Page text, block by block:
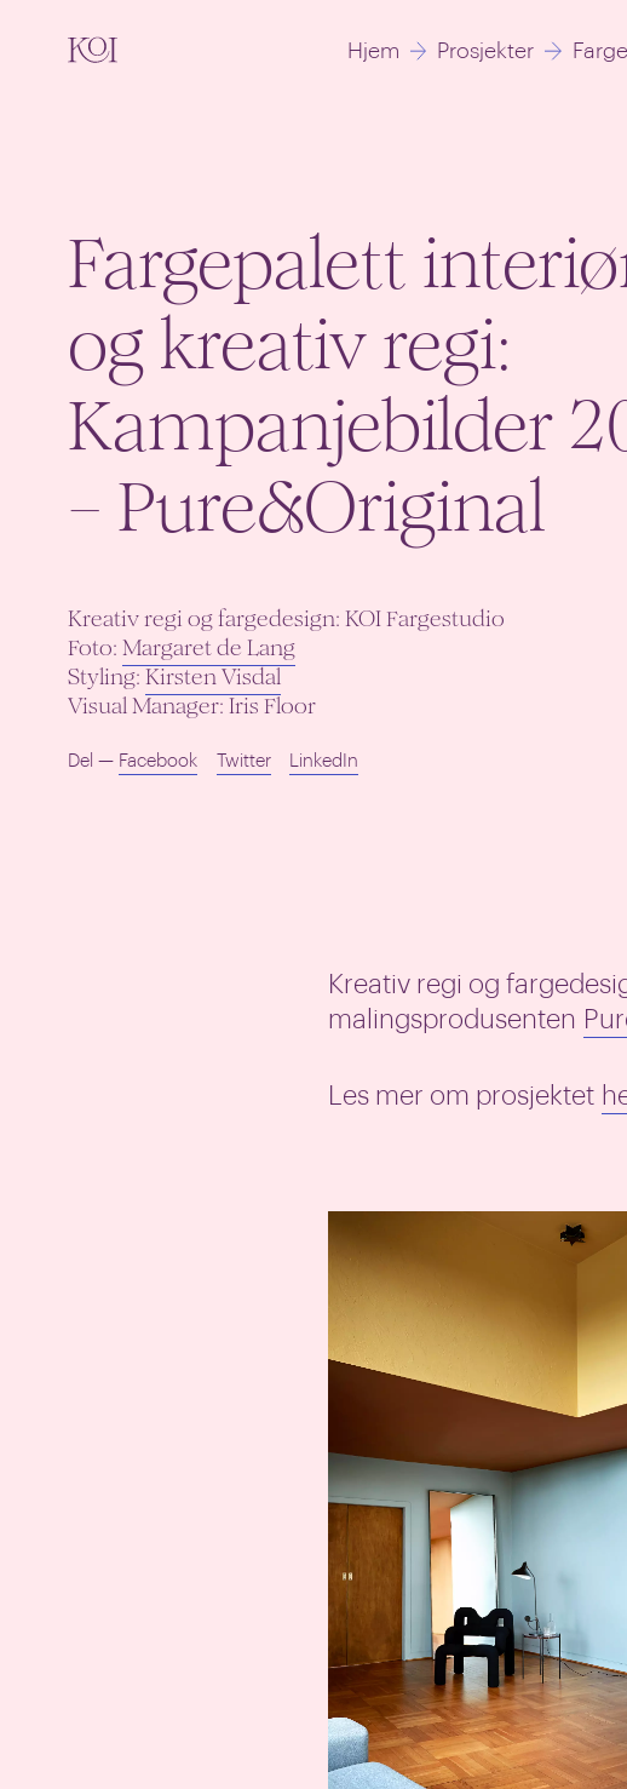
KOI Hjem Prosjekter
Fargepalett
og kreativ regi:
Kampanjebilder
– Pure&Original
Kreativ regi og fargedesign: KOI Fargestudio
Foto: Margaret de Lang
Styling: Kirsten Visdal
Visual Manager: Iris Floor
Del — Facebook Twitter LinkedIn
Kreativ regi og
malingsprodusenten
Les mer om prosjektet